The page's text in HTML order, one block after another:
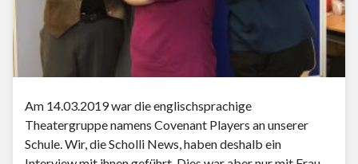
Am 14.03.2019 war die englischsprachige
Theatergruppe namens Covenant Players an unserer
Schule. Wir, die Scholli News, haben deshalb ein